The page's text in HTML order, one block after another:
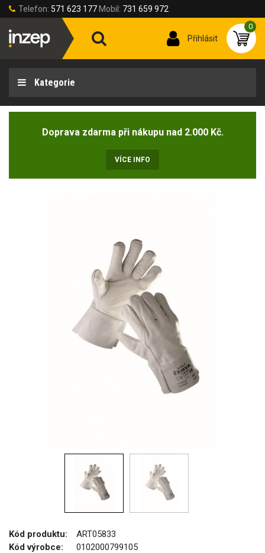
Telefon: 571 623 177 Mobil: 731 659 972
Přihlásit
0
Kategorie
Doprava zdarma při nákupu nad 2.000 Kč.
VÍCE INFO
Kód produktu:
ART05833
Kód výrobce:
0102000799105